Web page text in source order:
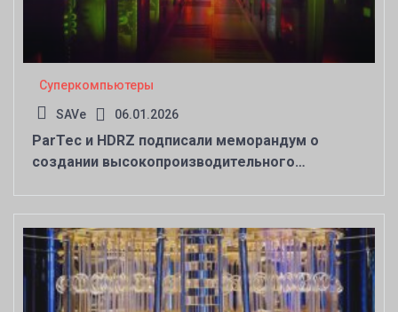
Суперкомпьютеры
SAVe 06.01.2026
ParTec и HDRZ подписали меморандум о
создании высокопроизводительного